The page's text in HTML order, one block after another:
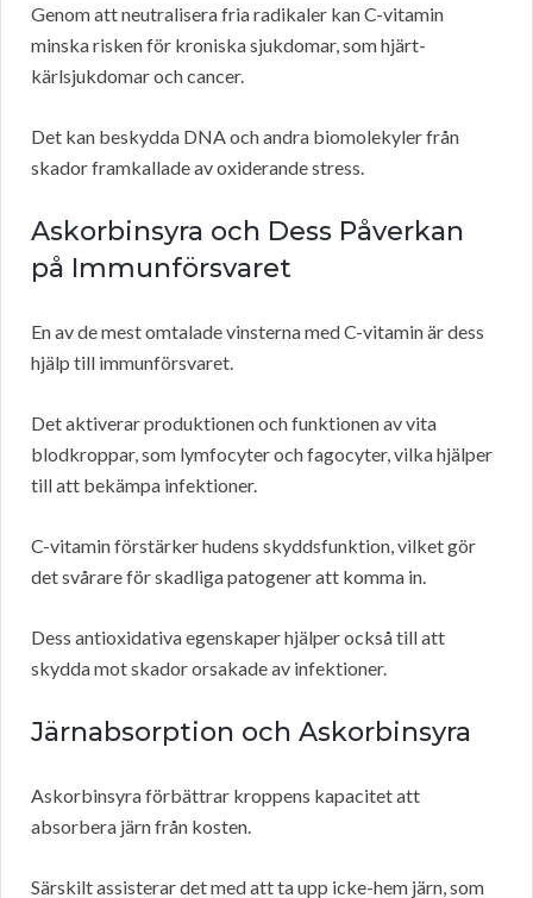
Genom att neutralisera fria radikaler kan C-vitamin
minska risken för kroniska sjukdomar, som hjärt-
kärlsjukdomar och cancer.
Det kan beskydda DNA och andra biomolekyler från
skador framkallade av oxiderande stress.
Askorbinsyra och Dess Påverkan
på Immunförsvaret
En av de mest omtalade vinsterna med C-vitamin är dess
hjälp till immunförsvaret.
Det aktiverar produktionen och funktionen av vita
blodkroppar, som lymfocyter och fagocyter, vilka hjälper
till att bekämpa infektioner.
C-vitamin förstärker hudens skyddsfunktion, vilket gör
det svårare för skadliga patogener att komma in.
Dess antioxidativa egenskaper hjälper också till att
skydda mot skador orsakade av infektioner.
Järnabsorption och Askorbinsyra
Askorbinsyra förbättrar kroppens kapacitet att
absorbera järn från kosten.
Särskilt assisterar det med att ta upp icke-hem järn, som